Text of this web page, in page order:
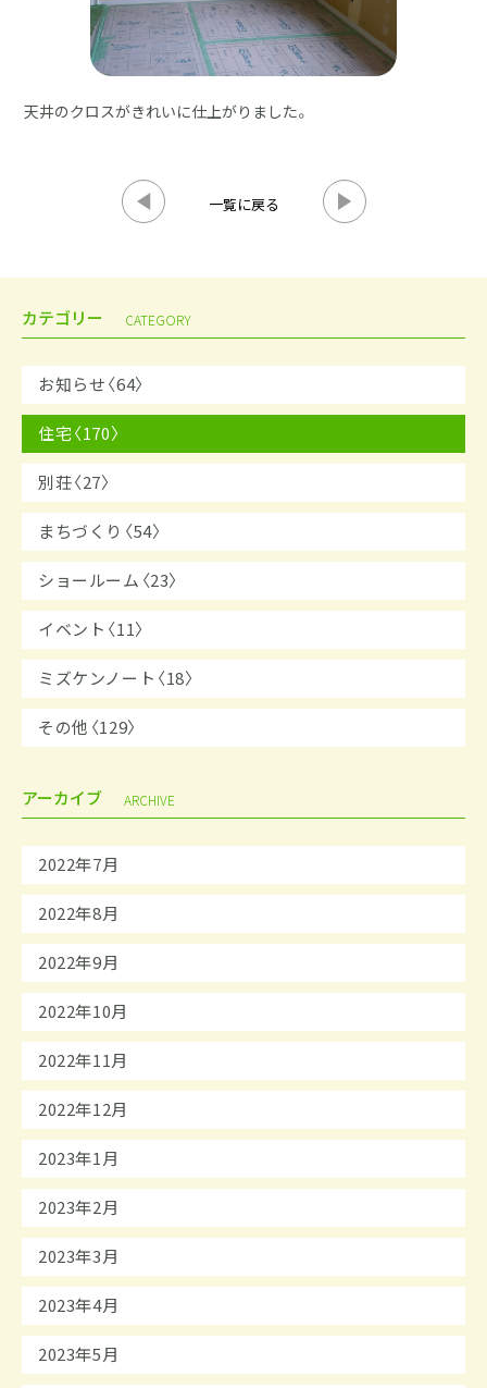
天井のクロスがきれいに仕上がりました。
一覧に戻る
カテゴリー CATEGORY
お知らせ〈64〉
住宅〈170〉
別荘〈27〉
まちづくり〈54〉
ショールーム〈23〉
イベント〈11〉
ミズケンノート〈18〉
その他〈129〉
アーカイブ ARCHIVE
2022年7月
2022年8月
2022年9月
2022年10月
2022年11月
2022年12月
2023年1月
2023年2月
2023年3月
2023年4月
2023年5月